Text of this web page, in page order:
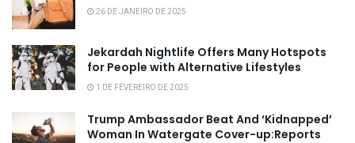
26 DE JANEIRO DE 2025
Jekardah Nightlife Offers Many Hotspots
for People with Alternative Lifestyles
1 DE FEVEREIRO DE 2025
Trump Ambassador Beat And ‘Kidnapped’
Woman In Watergate Cover-up:Reports